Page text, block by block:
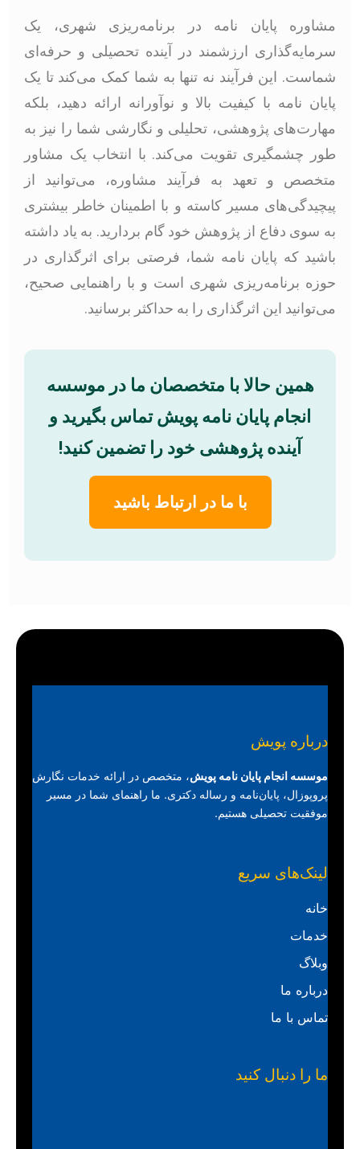
مشاوره پایان نامه در برنامه‌ریزی شهری، یک
سرمایه‌گذاری ارزشمند در آینده تحصیلی و حرفه‌ای
شماست. این فرآیند نه تنها به شما کمک می‌کند تا یک
پایان نامه با کیفیت بالا و نوآورانه ارائه دهید، بلکه
مهارت‌های پژوهشی، تحلیلی و نگارشی شما را نیز به
طور چشمگیری تقویت می‌کند. با انتخاب یک مشاور
متخصص و تعهد به فرآیند مشاوره، می‌توانید از
پیچیدگی‌های مسیر کاسته و با اطمینان خاطر بیشتری
به سوی دفاع از پژوهش خود گام بردارید. به یاد داشته
باشید که پایان نامه شما، فرصتی برای اثرگذاری در
حوزه برنامه‌ریزی شهری است و با راهنمایی صحیح،
می‌توانید این اثرگذاری را به حداکثر برسانید.
همین حالا با متخصصان ما در موسسه
انجام پایان نامه پویش تماس بگیرید و
آینده پژوهشی خود را تضمین کنید!
با ما در ارتباط باشید
درباره پویش
موسسه انجام پایان نامه پویش، متخصص در ارائه خدمات نگارش
پروپوزال، پایان‌نامه و رساله دکتری. ما راهنمای شما در مسیر
موفقیت تحصیلی هستیم.
لینک‌های سریع
خانه
خدمات
وبلاگ
درباره ما
تماس با ما
ما را دنبال کنید